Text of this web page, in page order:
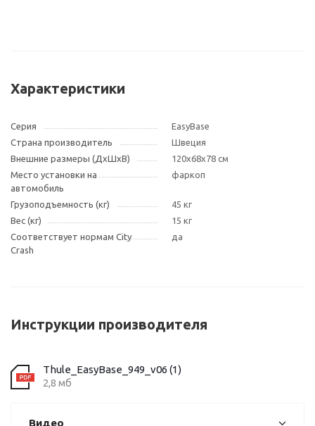
Характеристики
Серия
EasyBase
Страна производитель
Швеция
Внешние размеры (ДxШxВ)
120x68x78 см
Место установки на
автомобиль
фаркоп
Грузоподъемность (кг)
45 кг
Вес (кг)
15 кг
Соответствует нормам City
Crash
да
Инструкции производителя
Thule_EasyBase_949_v06 (1)
2,8 мб
Видео